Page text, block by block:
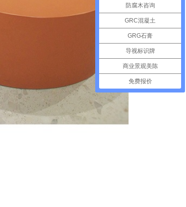
防腐木咨询
GRC混凝土
GRG石膏
导视标识牌
商业景观美陈
免费报价